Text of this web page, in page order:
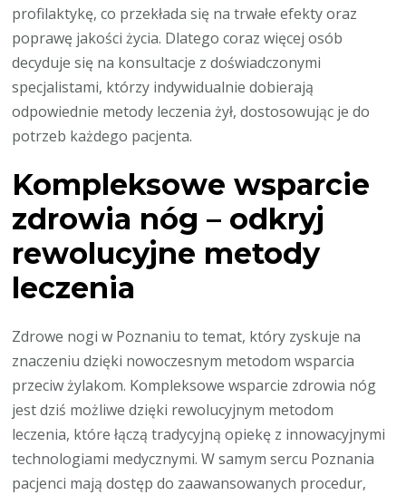
profilaktykę, co przekłada się na trwałe efekty oraz
poprawę jakości życia. Dlatego coraz więcej osób
decyduje się na konsultacje z doświadczonymi
specjalistami, którzy indywidualnie dobierają
odpowiednie metody leczenia żył, dostosowując je do
potrzeb każdego pacjenta.
Kompleksowe wsparcie
zdrowia nóg – odkryj
rewolucyjne metody
leczenia
Zdrowe nogi w Poznaniu to temat, który zyskuje na
znaczeniu dzięki nowoczesnym metodom wsparcia
przeciw żylakom. Kompleksowe wsparcie zdrowia nóg
jest dziś możliwe dzięki rewolucyjnym metodom
leczenia, które łączą tradycyjną opiekę z innowacyjnymi
technologiami medycznymi. W samym sercu Poznania
pacjenci mają dostęp do zaawansowanych procedur,